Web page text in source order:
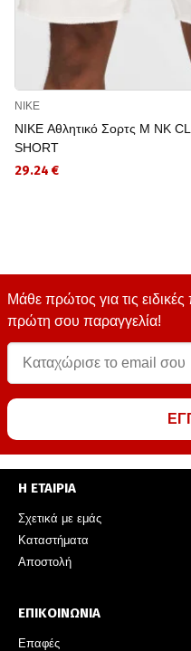
NIKE
NIKE Αθλητικό Σορτς M NK
SHORT
29.24 €
Μάθε πρώτος για τις
πρώτη σου παραγγελία!
Η ΕΤΑΙΡΙΑ
Σχετικά με εμάς
Καταστήματα
Αποστολή
ΕΠΙΚΟΙΝΩΝΙΑ
Επαφές